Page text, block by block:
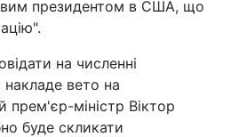
президентом в США, що
на численні
вето на
прем'єр-міністр Віктор
буде скликати